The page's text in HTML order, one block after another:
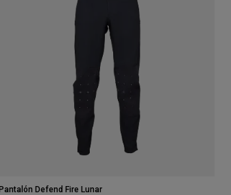
Defend Fire Lunar